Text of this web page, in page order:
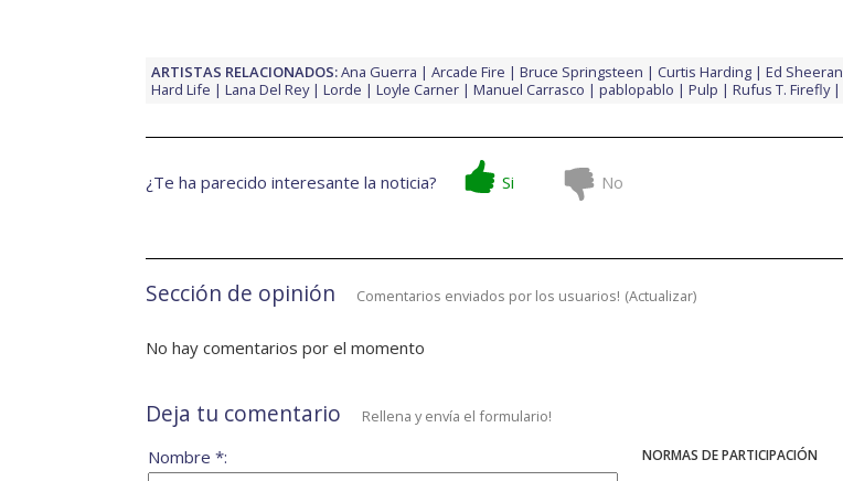
ARTISTAS RELACIONADOS:Ana Guerra Arcade Fire Bruce Springsteen Curtis Harding Ed Sheeran
Hard Life
Lana Del Rey Lorde Loyle Carner Manuel Carrasco pablopablo Pulp Rufus T. Firefly
¿Te ha parecido interesante la noticia? Si No
Sección de opinión Comentarios enviados por los usuarios! (Actualizar)
No hay comentarios por el momento
Deja tu comentario Rellena y envía el formulario!
NORMAS DE PARTICIPACIÓN
Nombre *: